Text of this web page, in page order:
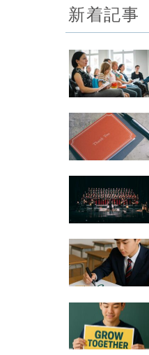
新着記事